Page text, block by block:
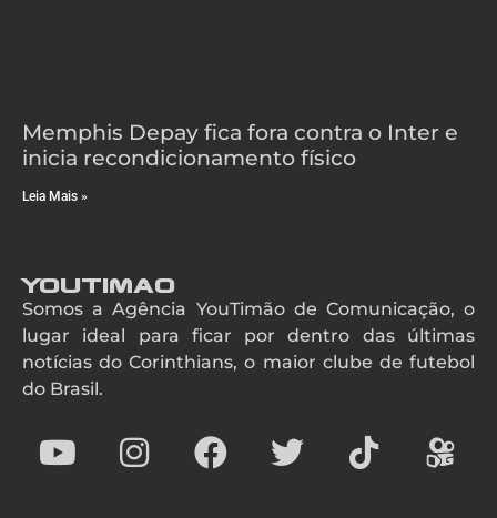
Memphis Depay fica fora contra o Inter e
inicia recondicionamento físico
Leia Mais »
YouTimao
Somos a Agência YouTimão de Comunicação, o
lugar ideal para ficar por dentro das últimas
notícias do Corinthians, o maior clube de futebol
do Brasil.